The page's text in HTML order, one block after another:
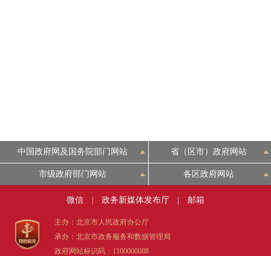
中国政府网及国务院部门网站 省（区市）政府网站
市级政府部门网站 各区政府网站
微信 政务新媒体发布厅 邮箱
主办：北京市人民政府办公厅
承办：北京市政务服务和数据管理局
政府网站标识码：1100000088